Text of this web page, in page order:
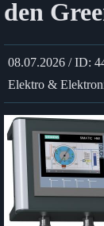
den
08.07.2026 / ID:
Elektro &